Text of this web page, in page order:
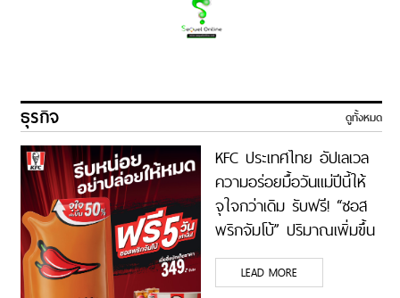
ธุรกิจ ดูทั้งหมด
KFC ประเทศไทย อัปเลเวล
ความอร่อยมื้อวันแม่ปีนี้ให้
จุใจกว่าเดิม รับฟรี! “ซอส
พริกจัมโบ้” ปริมาณเพิ่มขึ้น
50% เพียงซื้อชุดบักเก็ตที่
ร่วมรายการราคา 349 บาท
LEAD MORE